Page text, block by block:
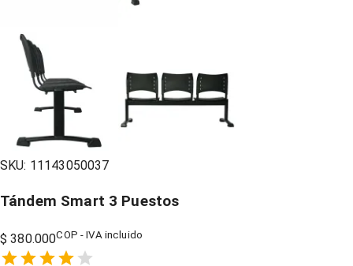
SKU: 11143050037
Tándem Smart 3 Puestos
$ 380.000COP - IVA incluido